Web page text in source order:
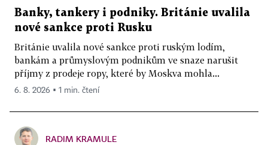
Banky, tankery i podniky. Británie uvalila
nové sankce proti Rusku
Británie uvalila nové sankce proti ruským lodím,
bankám a průmyslovým podnikům ve snaze narušit
příjmy z prodeje ropy, které by Moskva mohla...
6. 8. 2026 ▪ 1 min. čtení
RADIM KRAMULE